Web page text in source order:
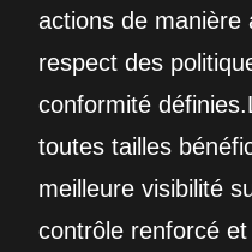
actions de manière
respect des
conformité
toutes tailles
meilleure visibilité
contrôle renforcé